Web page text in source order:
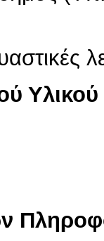
Υλικού